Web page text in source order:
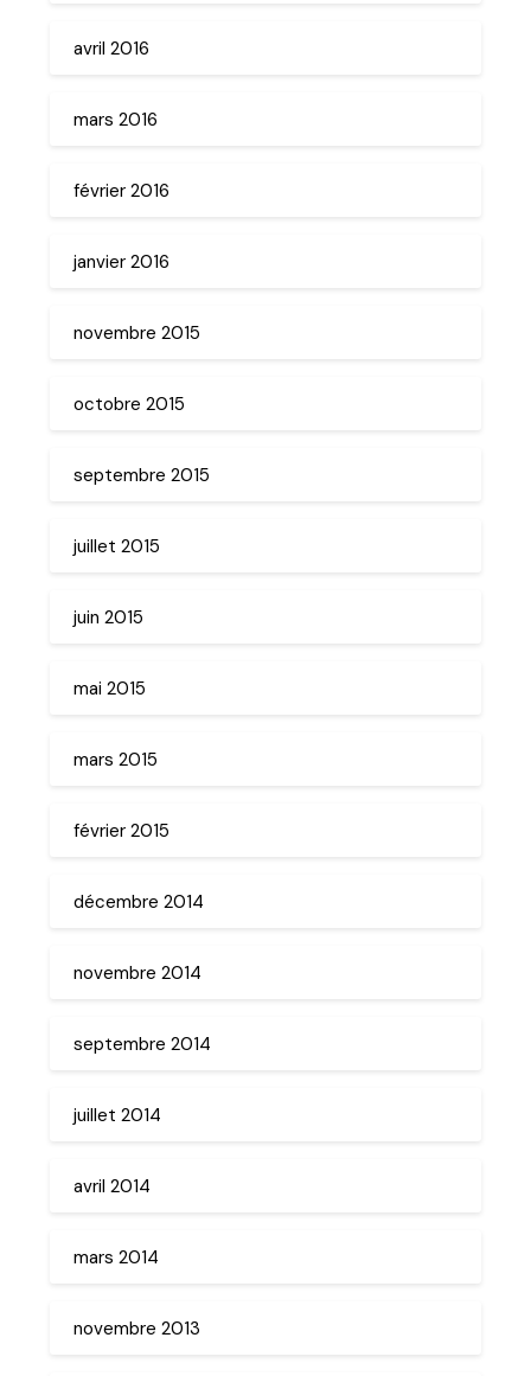
avril 2016
mars 2016
février 2016
janvier 2016
novembre 2015
octobre 2015
septembre 2015
juillet 2015
juin 2015
mai 2015
mars 2015
février 2015
décembre 2014
novembre 2014
septembre 2014
juillet 2014
avril 2014
mars 2014
novembre 2013